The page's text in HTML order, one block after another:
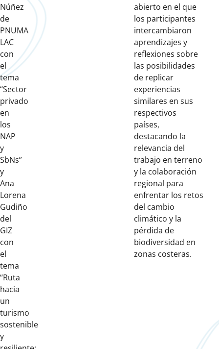
Núñez
de
PNUMA
LAC
con
el
tema
“Sector
privado
en
los
NAP
y
SbNs”
y
Ana
Lorena
Gudiño
del
GIZ
con
el
tema
“Ruta
hacia
un
turismo
sostenible
y
abierto en el que
los participantes
intercambiaron
aprendizajes y
reflexiones sobre
las posibilidades
de replicar
experiencias
similares en sus
respectivos
países,
destacando la
relevancia del
trabajo en terreno
y la colaboración
regional para
enfrentar los retos
del cambio
climático y la
pérdida de
biodiversidad en
zonas costeras.